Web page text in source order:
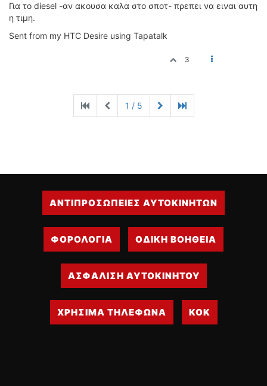
Για το diesel -αν ακουσα καλα στο σποτ- πρεπει να ειναι αυτη
η τιμη.
Sent from my HTC Desire using Tapatalk
3
1 / 5
ΑΝΤΙΠΡΟΣΩΠΕΙΕΣ ΑΥΤΟΚΙΝΗΤΩΝ
ΦΟΡΟΛΟΓΙΑ ΟΔΙΚΗ ΒΟΗΘΕΙΑ
ΑΣΦΑΛΙΣΗ ΑΥΤΟΚΙΝΗΤΟΥ
ΧΡΗΣΙΜΑ ΤΗΛΕΦΩΝΑ ΚΟΚ